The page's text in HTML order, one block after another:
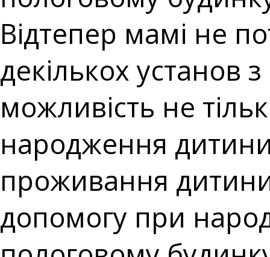
Відтепер мамі не
декількох
можливість не
народження
проживання
допомогу при